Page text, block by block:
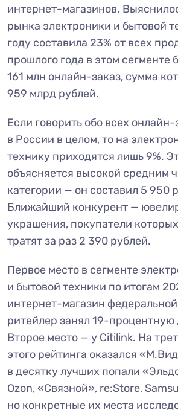
интернет-магазинов.
рынка электроники и бытовой
году составила 23% от всех
прошлого года в этом сегменте
161 млн онлайн-заказ, сумма
959 млрд рублей.
Если говорить обо всех онлайн-
в России в целом, то на
технику приходятся лишь 9%.
объясняется высокой средним
категории — он составил 5 950
Ближайший конкурент —
украшения, покупатели
тратят за раз 2 390 рублей.
Первое место в сегменте
и бытовой техники по итогам
интернет-магазин федеральной
ритейлер занял 19-
Второе место — у Citilink. На
этого рейтинга оказался
в десятку лучших попали
Ozon, «Связной», re:Store,
но конкретные их места